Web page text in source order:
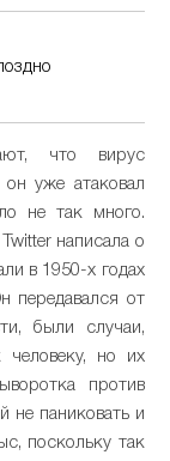
что вирус
уже атаковал
не так много.
написала о
в 1950-х годах
передавался от
были случаи,
человеку, но их
против
не паниковать и
поскольку так